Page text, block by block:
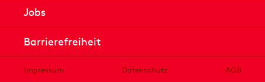
Jobs
Barrierefreiheit
Impressum Datenschutz AGB